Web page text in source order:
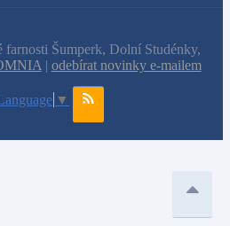
Šumperk, Dolní Studénky,
| odebírat novinky e-mailem
▼